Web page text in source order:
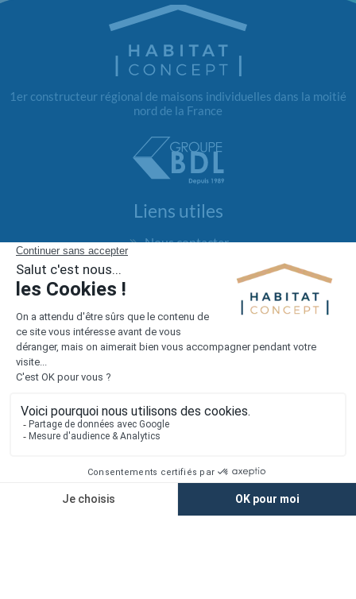
1er constructeur régional de maisons individuelles dans la moitié
nord de la France
Liens utiles
Nous contacter
Mentions légales
Vie privée
Plan du site
Accès rapide
Nos agences
Maisons + Terrains